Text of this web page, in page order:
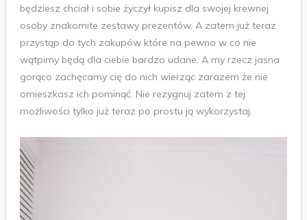
będziesz chciał i sobie życzył kupisz dla swojej krewnej
osoby znakomite zestawy prezentów. A zatem już teraz
przystąp do tych zakupów które na pewno w co nie
wątpimy będą dla ciebie bardzo udane. A my rzecz jasna
gorąco zachęcamy cię do nich wierząc zarazem że nie
omieszkasz ich pominąć. Nie rezygnuj zatem z tej
możliwości tylko już teraz po prostu ją wykorzystaj.